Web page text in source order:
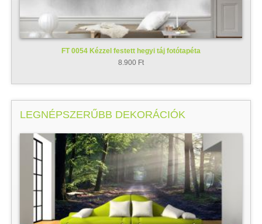
FT 0054 Kézzel festett hegyi táj fotótapéta
8.900 Ft
LEGNÉPSZERŰBB DEKORÁCIÓK